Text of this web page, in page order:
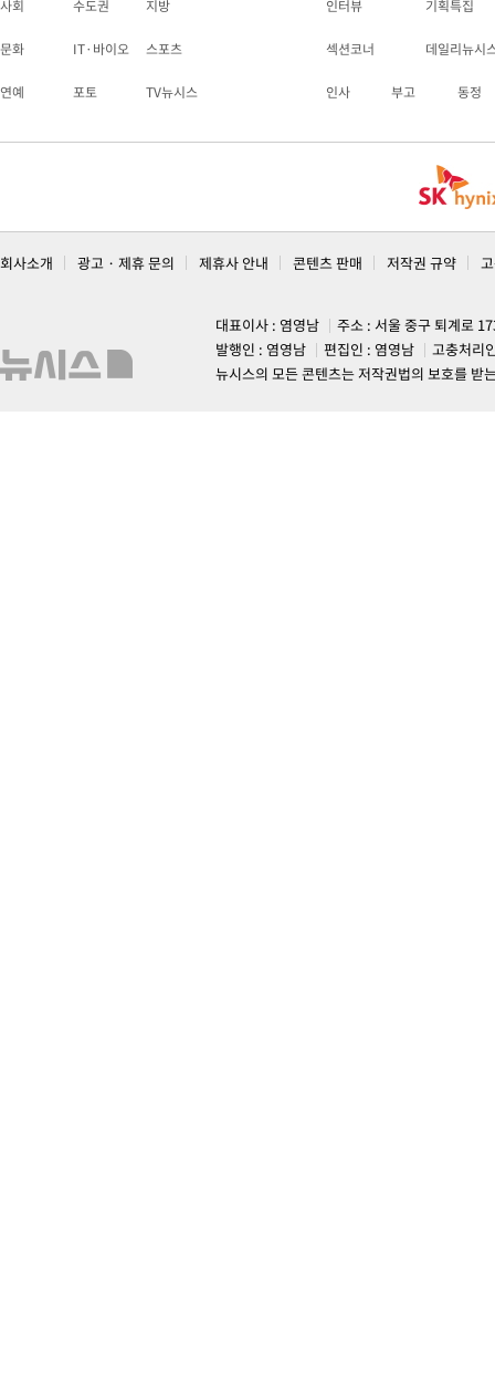
사회 수도권 지방
문화 IT·바이오 스포츠
연예 포토 TV뉴시스
인터뷰 기획특집
섹션코너 데일리뉴시
인사 부고 동정
회사소개 광고 · 제휴 문의 제휴사 안내 콘텐츠 판매 저작권 규약
대표이사 : 염영남
주소 : 서울 중구 퇴계로
발행인 : 염영남
편집인 : 염영남
고충처리
뉴시스의 모든 콘텐츠는 저작권법의 보호를